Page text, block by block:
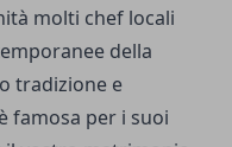
molti chef locali
della
tradizione e
famosa per i suoi